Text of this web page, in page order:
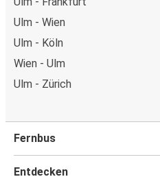
Ulm - Wien
Ulm - Köln
Wien - Ulm
Ulm - Zürich
Fernbus
Entdecken